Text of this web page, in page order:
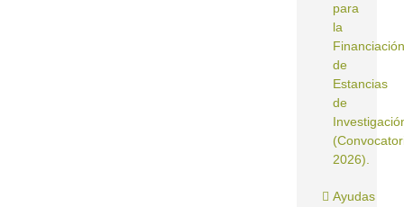
para
la
Financiación
de
Estancias
de
2026).
Ayudas